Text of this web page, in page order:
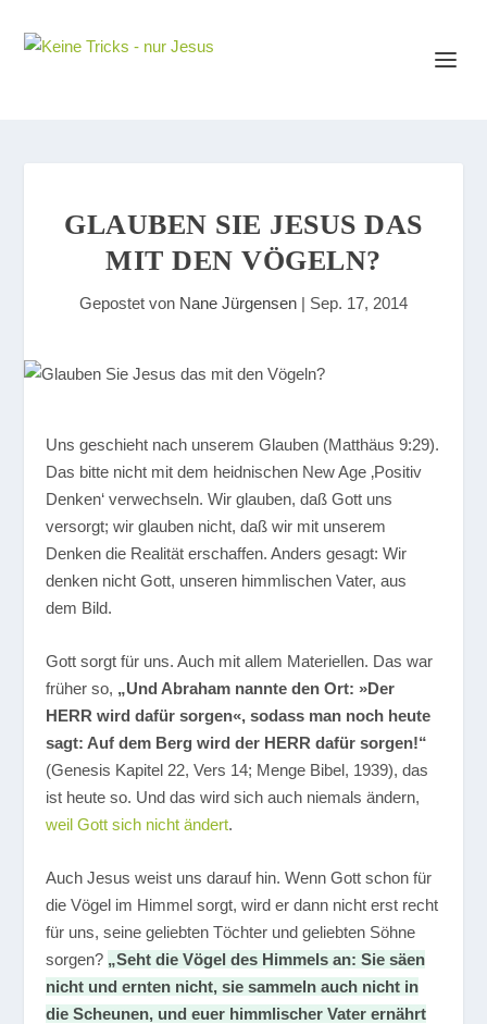
GLAUBEN SIE JESUS DAS
MIT DEN VÖGELN?
Gepostet von Nane Jürgensen | Sep. 17, 2014
Uns geschieht nach unserem Glauben (Matthäus 9:29).
Das bitte nicht mit dem heidnischen New Age ‚Positiv
Denken‘ verwechseln. Wir glauben, daß Gott uns
versorgt; wir glauben nicht, daß wir mit unserem
Denken die Realität erschaffen. Anders gesagt: Wir
denken nicht Gott, unseren himmlischen Vater, aus
dem Bild.
Gott sorgt für uns. Auch mit allem Materiellen. Das war
früher so, „Und Abraham nannte den Ort: »Der
HERR wird dafür sorgen«, sodass man noch heute
sagt: Auf dem Berg wird der HERR dafür sorgen!“
(Genesis Kapitel 22, Vers 14; Menge Bibel, 1939), das
ist heute so. Und das wird sich auch niemals ändern,
weil Gott sich nicht ändert.
Auch Jesus weist uns darauf hin. Wenn Gott schon für
die Vögel im Himmel sorgt, wird er dann nicht erst recht
für uns, seine geliebten Töchter und geliebten Söhne
sorgen? „Seht die Vögel des Himmels an: Sie säen
nicht und ernten nicht, sie sammeln auch nicht in
die Scheunen, und euer himmlischer Vater ernährt